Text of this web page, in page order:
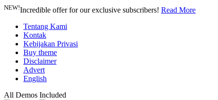
NEW!Incredible offer for our exclusive subscribers! Read More
Tentang Kami
Kontak
Kebijakan Privasi
Buy theme
Disclaimer
Advert
English
All Demos Included